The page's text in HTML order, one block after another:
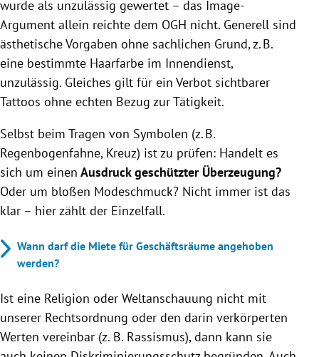
wurde als unzulässig gewertet – das Image-
Argument allein reichte dem OGH nicht. Generell sind
ästhetische Vorgaben ohne sachlichen Grund, z. B.
eine bestimmte Haarfarbe im Innendienst,
unzulässig. Gleiches gilt für ein Verbot sichtbarer
Tattoos ohne echten Bezug zur Tätigkeit.
Selbst beim Tragen von Symbolen (z. B.
Regenbogenfahne, Kreuz) ist zu prüfen: Handelt es
sich um einen Ausdruck geschützter Überzeugung?
Oder um bloßen Modeschmuck? Nicht immer ist das
klar – hier zählt der Einzelfall.
Wann darf die Miete für Geschäftsräume angehoben
werden?
Ist eine Religion oder Weltanschauung nicht mit
unserer Rechtsordnung oder den darin verkörperten
Werten vereinbar (z. B. Rassismus), dann kann sie